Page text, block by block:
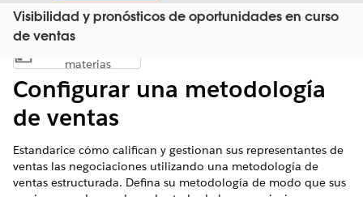
Visibilidad y pronósticos de oportunidades en curso
de ventas
Mostrar índice de materias
materias
Configurar una metodología
de ventas
Estandarice cómo califican y gestionan sus representantes de
ventas las negociaciones utilizando una metodología de
ventas estructurada. Defina su metodología de modo que sus